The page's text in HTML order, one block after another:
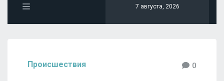
7 августа, 2026
Происшествия 0